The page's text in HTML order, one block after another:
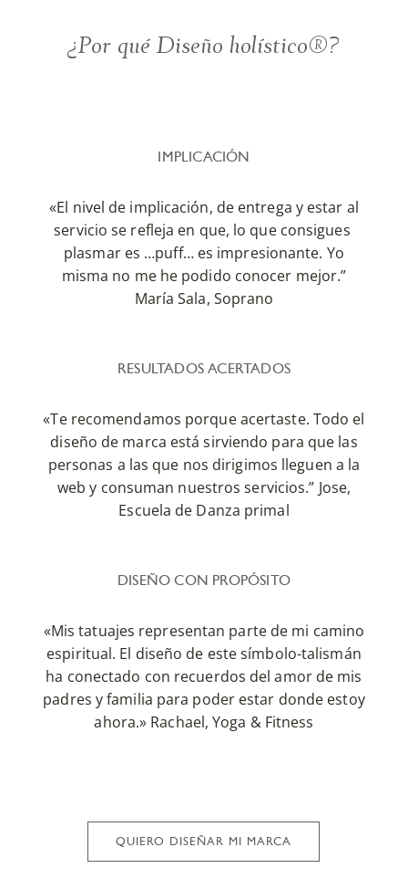
¿Por qué Diseño holístico®?
IMPLICACIÓN
«El nivel de implicación, de entrega y estar al
servicio se refleja en que, lo que consigues
plasmar es …puff… es impresionante. Yo
misma no me he podido conocer mejor.”
María Sala, Soprano
RESULTADOS ACERTADOS
«Te recomendamos porque acertaste. Todo el
diseño de marca está sirviendo para que las
personas a las que nos dirigimos lleguen a la
web y consuman nuestros servicios.” Jose,
Escuela de Danza primal
DISEÑO CON PROPÓSITO
«Mis tatuajes representan parte de mi camino
espiritual. El diseño de este símbolo-talismán
ha conectado con recuerdos del amor de mis
padres y familia para poder estar donde estoy
ahora.» Rachael, Yoga & Fitness
QUIERO DISEÑAR MI MARCA